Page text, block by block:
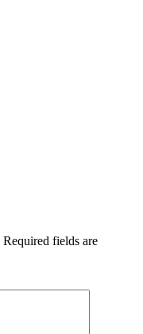
Required fields are